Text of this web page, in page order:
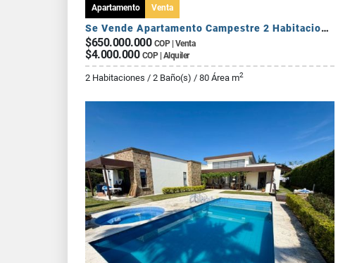
Apartamento Venta
Se Vende Apartamento Campestre 2 Habitaciones - Via Al Caimo
$650.000.000 COP | Venta
$4.000.000 COP | Alquiler
2 Habitaciones / 2 Baño(s) / 80 Área m2